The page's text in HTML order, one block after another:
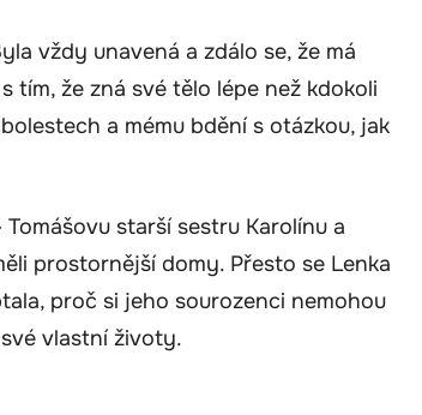
vždy unavená a zdálo se, že má
tím, že zná své tělo lépe než kdokoli
a mému bdění s otázkou, jak
starší sestru Karolínu a
prostornější domy. Přesto se Lenka
proč si jeho sourozenci nemohou
vlastní životy.